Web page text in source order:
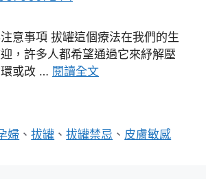
意事項 拔罐這個療法在我們的生
，許多人都希望通過它來紓解壓
或改 … 閱讀全文
婦 、拔罐 、拔罐禁忌 、 皮膚敏感